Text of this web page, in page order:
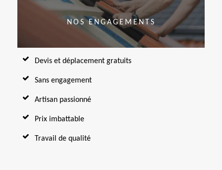
NOS ENGAGEMENTS
Devis et déplacement gratuits
Sans engagement
Artisan passionné
Prix imbattable
Travail de qualité